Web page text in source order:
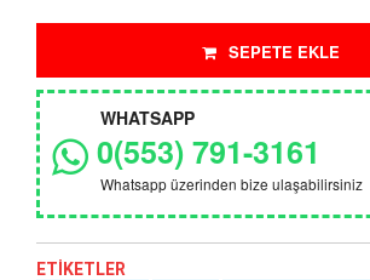
SEPETE EKLE
WHATSAPP
0(553) 791-3161
Whatsapp üzerinden bize ulaşabilirsiniz
ETİKETLER